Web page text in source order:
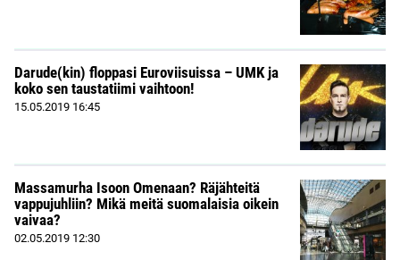
Darude(kin) floppasi Euroviisuissa – UMK ja
koko sen taustatiimi vaihtoon!
15.05.2019 16:45
Massamurha Isoon Omenaan? Räjähteitä
vappujuhliin? Mikä meitä suomalaisia oikein
vaivaa?
02.05.2019 12:30